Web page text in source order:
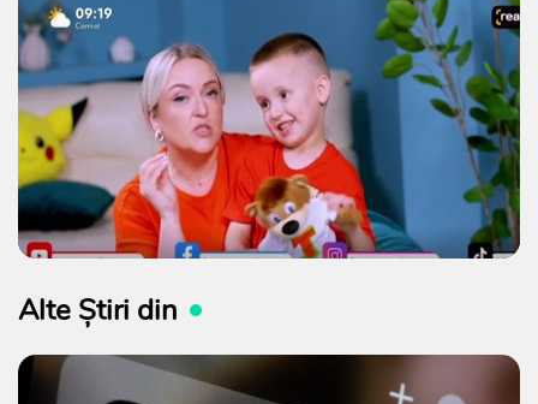
Alte Știri din